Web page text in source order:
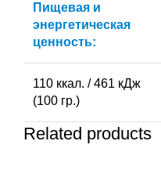
Пищевая и
энергетическая
ценность:
110 ккал. / 461 кДж
(100 гр.)
Related products